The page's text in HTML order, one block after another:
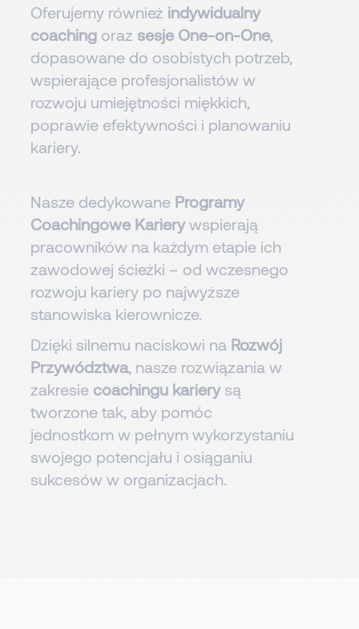
Oferujemy również indywidualny
coachingoraz sesje One-on-One,
dopasowane do osobistych potrzeb,
wspierające profesjonalistów w
rozwoju umiejętności miękkich,
poprawie efektywności i planowaniu
kariery.
Nasze dedykowane Programy
Coachingowe Karierywspierają
pracowników na każdym etapie ich
zawodowej ścieżki – od wczesnego
rozwoju kariery po najwyższe
stanowiska kierownicze.
Dzięki silnemu naciskowi na Rozwój
Przywództwa, nasze rozwiązania w
zakresie coachingu karierysą
tworzone tak, aby pomóc
jednostkom w pełnym wykorzystaniu
swojego potencjału i osiąganiu
sukcesów w organizacjach.